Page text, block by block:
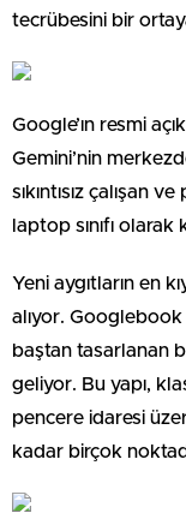
tecrübesini bir
Google’ın resmi
Gemini’nin
sıkıntısız çalışan
laptop sınıfı olarak
Yeni aygıtların en
alıyor.
baştan tasarlanan
geliyor. Bu yapı,
pencere idaresi
kadar birçok